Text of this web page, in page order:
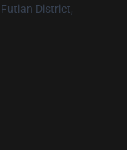
District,